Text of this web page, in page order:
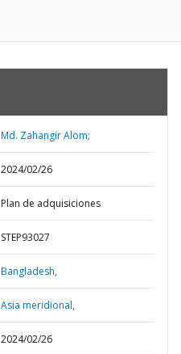
Md. Zahangir Alom;
2024/02/26
Plan de adquisiciones
STEP93027
Bangladesh,
Asia meridional,
2024/02/26